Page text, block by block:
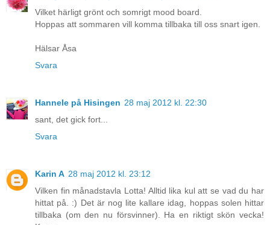
Vilket härligt grönt och somrigt mood board.
Hoppas att sommaren vill komma tillbaka till oss snart igen.
Hälsar Åsa
Svara
Hannele på Hisingen 28 maj 2012 kl. 22:30
sant, det gick fort...
Svara
Karin A 28 maj 2012 kl. 23:12
Vilken fin månadstavla Lotta! Alltid lika kul att se vad du har
hittat på. :) Det är nog lite kallare idag, hoppas solen hittar
tillbaka (om den nu försvinner). Ha en riktigt skön vecka!